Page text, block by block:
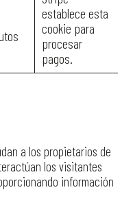
establece esta
cookie para
procesar
pagos.
a los propietarios de
los visitantes
información